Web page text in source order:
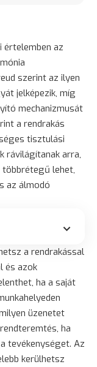
értelemben az
szerint az ilyen
jelképezik, míg
mechanizmusát
a rendrakás
tisztulási
rávilágítanak arra,
lehet,
az álmodó
a rendrakással
és azok
ha a saját
üzenetet
ha
tevékenységet. Az
kerülhetsz